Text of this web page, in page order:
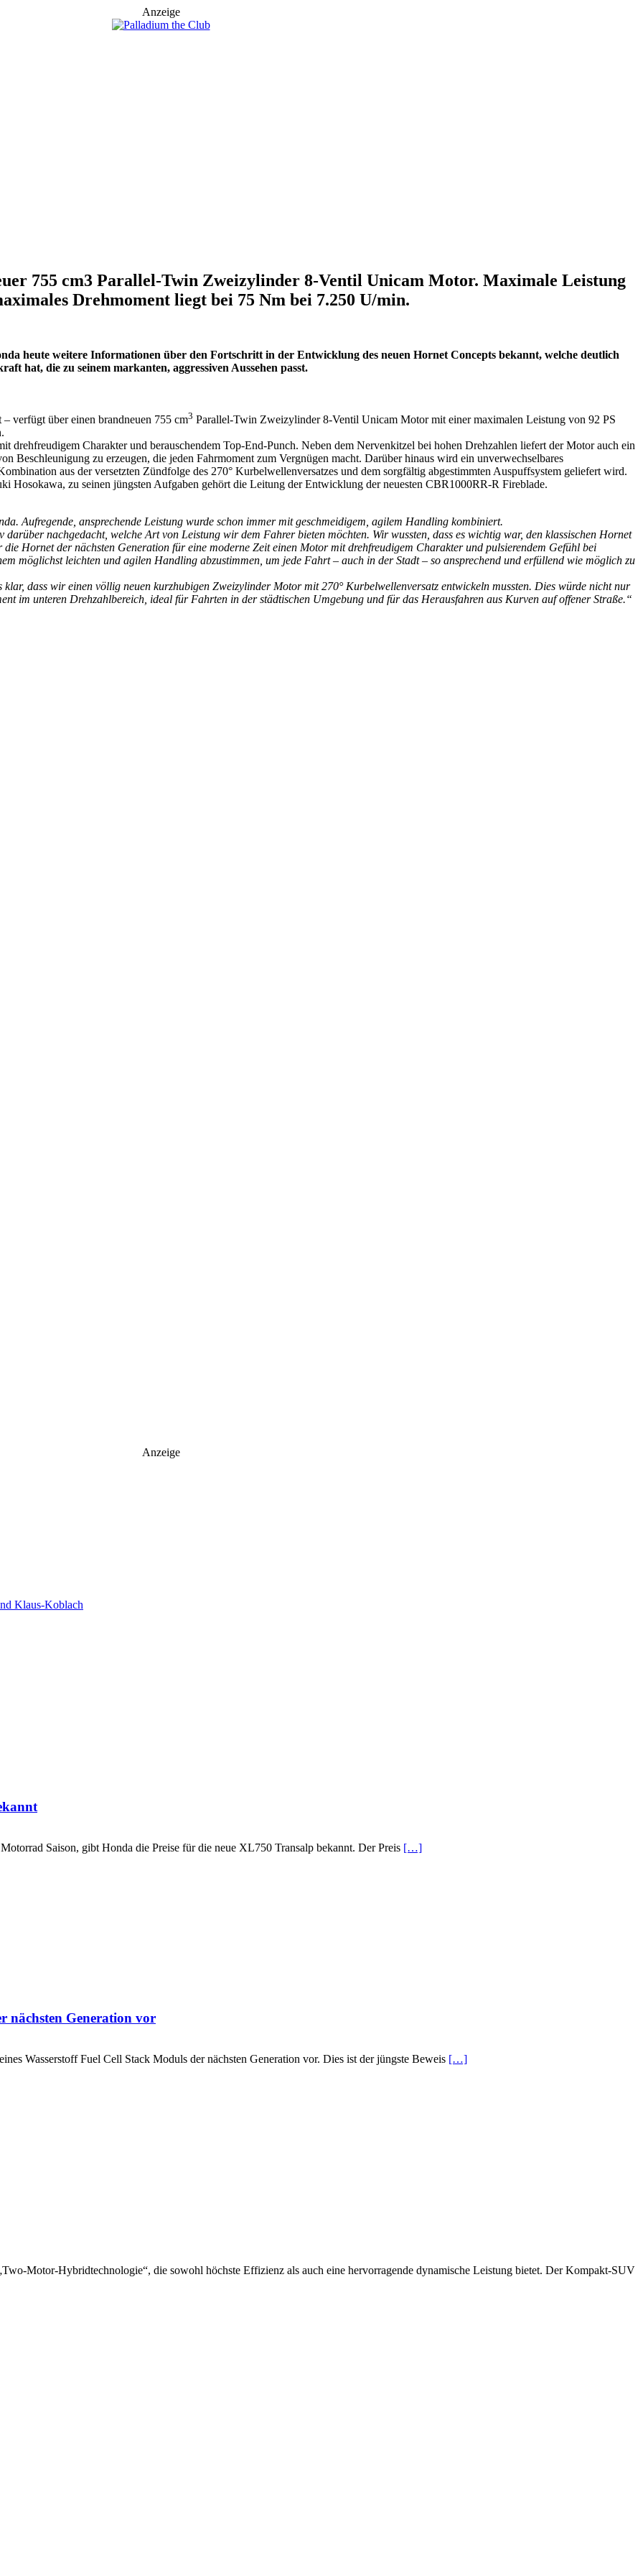
Anzeige
755 cm3 Parallel-Twin Zweizylinder 8-Ventil Unicam Motor. Maximale Leistung
Drehmoment liegt bei 75 Nm bei 7.250 U/min.
heute weitere Informationen über den Fortschritt in der Entwicklung des neuen Hornet Concepts bekannt, welche deutlich
hat, die zu seinem markanten, aggressiven Aussehen passt.
verfügt über einen brandneuen 755 cm3 Parallel-Twin Zweizylinder 8-Ventil Unicam Motor mit einer maximalen Leistung von 92 PS
drehfreudigem Charakter und berauschendem Top-End-Punch. Neben dem Nervenkitzel bei hohen Drehzahlen liefert der Motor auch ein
Beschleunigung zu erzeugen, die jeden Fahrmoment zum Vergnügen macht. Darüber hinaus wird ein unverwechselbares
aus der versetzten Zündfolge des 270° Kurbelwellenversatzes und dem sorgfältig abgestimmten Auspuffsystem geliefert wird.
Hosokawa, zu seinen jüngsten Aufgaben gehört die Leitung der Entwicklung der neuesten CBR1000RR-R Fireblade.
Aufregende, ansprechende Leistung wurde schon immer mit geschmeidigem, agilem Handling kombiniert.
nachgedacht, welche Art von Leistung wir dem Fahrer bieten möchten. Wir wussten, dass es wichtig war, den klassischen Hornet
Hornet der nächsten Generation für eine moderne Zeit einen Motor mit drehfreudigem Charakter und pulsierendem Gefühl bei
möglichst leichten und agilen Handling abzustimmen, um jede Fahrt – auch in der Stadt – so ansprechend und erfüllend wie möglich zu
dass wir einen völlig neuen kurzhubigen Zweizylinder Motor mit 270° Kurbelwellenversatz entwickeln mussten. Dies würde nicht nur
im unteren Drehzahlbereich, ideal für Fahrten in der städtischen Umgebung und für das Herausfahren aus Kurven auf offener Straße.“
Anzeige
Klaus-Koblach
Saison, gibt Honda die Preise für die neue XL750 Transalp bekannt. Der Preis […]
nächsten Generation vor
Wasserstoff Fuel Cell Stack Moduls der nächsten Generation vor. Dies ist der jüngste Beweis […]
Motor-Hybridtechnologie“, die sowohl höchste Effizienz als auch eine hervorragende dynamische Leistung bietet. Der Kompakt-SUV